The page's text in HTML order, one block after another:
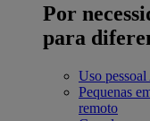
Por
para
Uso pessoal
Pequenas
remoto